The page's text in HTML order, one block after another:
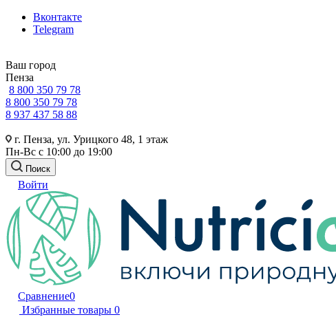
Вконтакте
Telegram
Ваш город
Пенза
8 800 350 79 78
8 800 350 79 78
8 937 437 58 88
г. Пенза, ул. Урицкого 48, 1 этаж
Пн-Вс с 10:00 до 19:00
Поиск
Войти
Сравнение0
Избранные товары 0